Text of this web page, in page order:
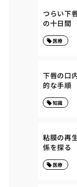
つらい下
の十日間
医療
下唇の口
的な手順
知識
粘膜の再
係を探る
医療